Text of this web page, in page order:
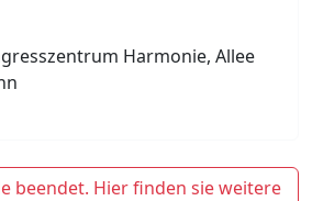
Harmonie, Allee
beendet. Hier finden sie weitere